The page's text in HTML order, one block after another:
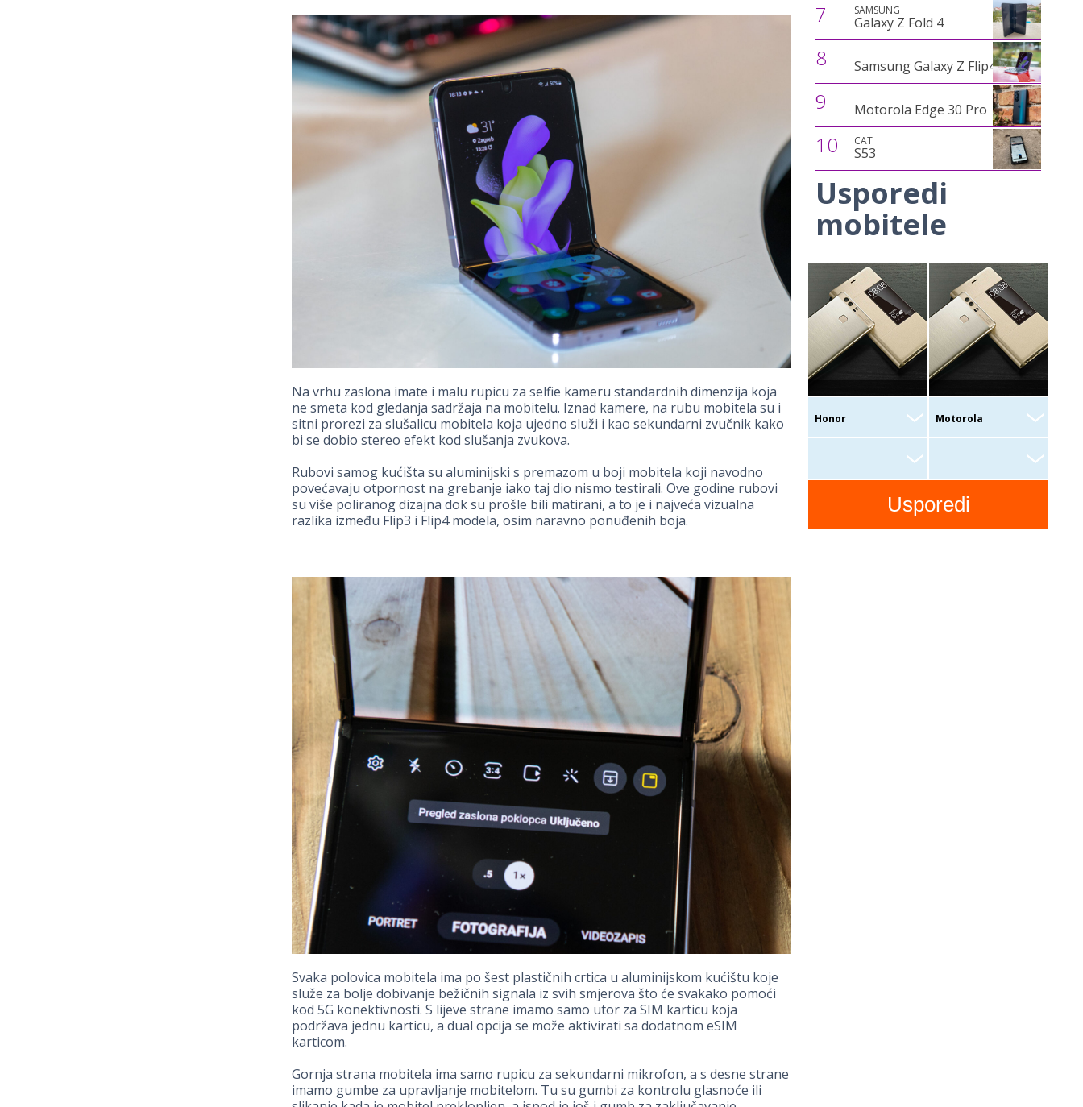
Na vrhu zaslona imate i malu rupicu za selfie kameru standardnih dimenzija koja
ne smeta kod gledanja sadržaja na mobitelu. Iznad kamere, na rubu mobitela su i
sitni prorezi za slušalicu mobitela koja ujedno služi i kao sekundarni zvučnik kako
bi se dobio stereo efekt kod slušanja zvukova.
Rubovi samog kućišta su aluminijski s premazom u boji mobitela koji navodno
povećavaju otpornost na grebanje iako taj dio nismo testirali. Ove godine rubovi
su više poliranog dizajna dok su prošle bili matirani, a to je i najveća vizualna
razlika između Flip3 i Flip4 modela, osim naravno ponuđenih boja.
Svaka polovica mobitela ima po šest plastičnih crtica u aluminijskom kućištu koje
služe za bolje dobivanje bežičnih signala iz svih smjerova što će svakako pomoći
kod 5G konektivnosti. S lijeve strane imamo samo utor za SIM karticu koja
podržava jednu karticu, a dual opcija se može aktivirati sa dodatnom eSIM
karticom.
Gornja strana mobitela ima samo rupicu za sekundarni mikrofon, a s desne strane
imamo gumbe za upravljanje mobitelom. Tu su gumbi za kontrolu glasnoće ili
7 SAMSUNG
Galaxy Z Fold 4
8 Samsung Galaxy Z Flip4
9 Motorola Edge 30 Pro
10 CAT
S53
Usporedi
mobitele